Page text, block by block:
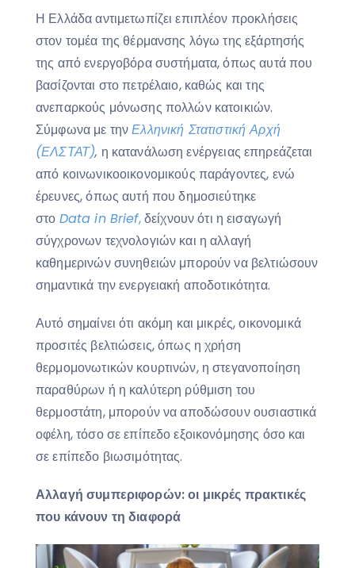
Η Ελλάδα αντιμετωπίζει επιπλέον προκλήσεις
στον τομέα της θέρμανσης λόγω της εξάρτησής
της από ενεργοβόρα συστήματα, όπως αυτά που
βασίζονται στο πετρέλαιο, καθώς και της
ανεπαρκούς μόνωσης πολλών κατοικιών.
Σύμφωνα με τηνΕλληνική Στατιστική Αρχή
(ΕΛΣΤΑΤ), η κατανάλωση ενέργειας επηρεάζεται
από κοινωνικοοικονομικούς παράγοντες, ενώ
έρευνες, όπως αυτή που δημοσιεύτηκε
στο Data in Brief,δείχνουν ότι η εισαγωγή
σύγχρονων τεχνολογιών και η αλλαγή
καθημερινών συνηθειών μπορούν να βελτιώσουν
σημαντικά την ενεργειακή αποδοτικότητα.
Αυτό σημαίνει ότι ακόμη και μικρές, οικονομικά
προσιτές βελτιώσεις, όπως η χρήση
θερμομονωτικών κουρτινών, η στεγανοποίηση
παραθύρων ή η καλύτερη ρύθμιση του
θερμοστάτη, μπορούν να αποδώσουν ουσιαστικά
οφέλη, τόσο σε επίπεδο εξοικονόμησης όσο και
σε επίπεδο βιωσιμότητας.
Αλλαγή συμπεριφορών: οι μικρές πρακτικές
που κάνουν τη διαφορά